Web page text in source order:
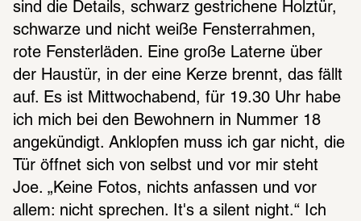
sind die Details, schwarz gestrichene Holztür,
schwarze und nicht weiße Fensterrahmen,
rote Fensterläden. Eine große Laterne über
der Haustür, in der eine Kerze brennt, das fällt
auf. Es ist Mittwochabend, für 19.30 Uhr habe
ich mich bei den Bewohnern in Nummer 18
angekündigt. Anklopfen muss ich gar nicht, die
Tür öffnet sich von selbst und vor mir steht
Joe. „Keine Fotos, nichts anfassen und vor
allem: nicht sprechen. It's a silent night.“ Ich